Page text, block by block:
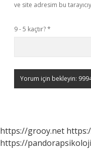
ve site adresim bu
9 - 5 kaçtır?*
https://grooy.net
https://